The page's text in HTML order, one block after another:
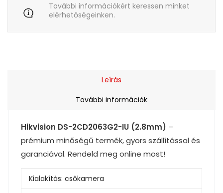
További információkért keressen minket
elérhetőségeinken.
Leírás
További információk
Hikvision DS-2CD2063G2-IU (2.8mm) –
prémium minőségű termék, gyors szállítással és
garanciával. Rendeld meg online most!
Kialakítás: csőkamera